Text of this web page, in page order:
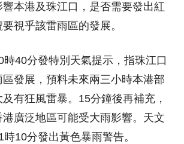
本港及珠江口，是否需要發出紅
視乎該雷雨區的發展。
時40分發特別天氣提示，指珠江口
發展，預料未來兩三小時本港部
有狂風雷暴。15分鐘後再補充，
廣泛地區可能受大雨影響。天文
10分發出黃色暴雨警告。